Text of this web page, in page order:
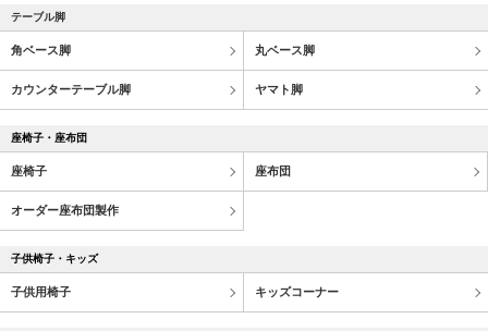
テーブル脚
角ベース脚 丸ベース脚
カウンターテーブル脚 ヤマト脚
座椅子・座布団
座椅子 座布団
オーダー座布団製作
子供椅子・キッズ
子供用椅子 キッズコーナー